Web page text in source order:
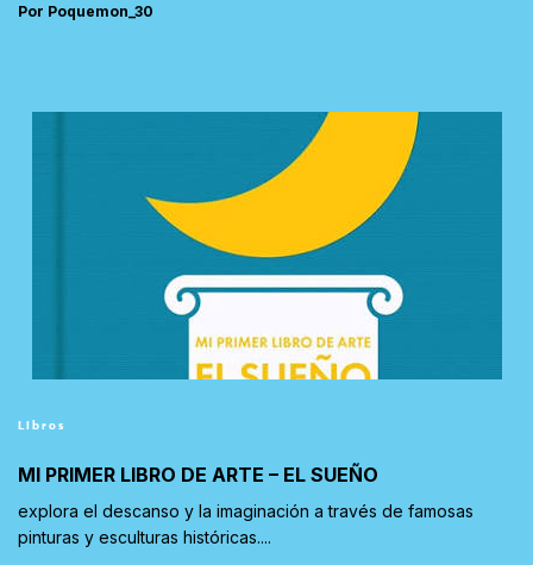
Por Poquemon_30
Libros
MI PRIMER LIBRO DE ARTE – EL SUEÑO
explora el descanso y la imaginación a través de famosas
pinturas y esculturas históricas....